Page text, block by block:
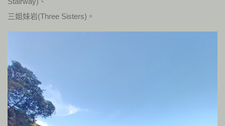
三姐妹岩(Three Sisters)。